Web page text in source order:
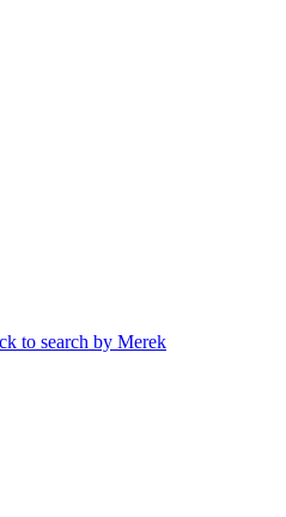
to search by Merek